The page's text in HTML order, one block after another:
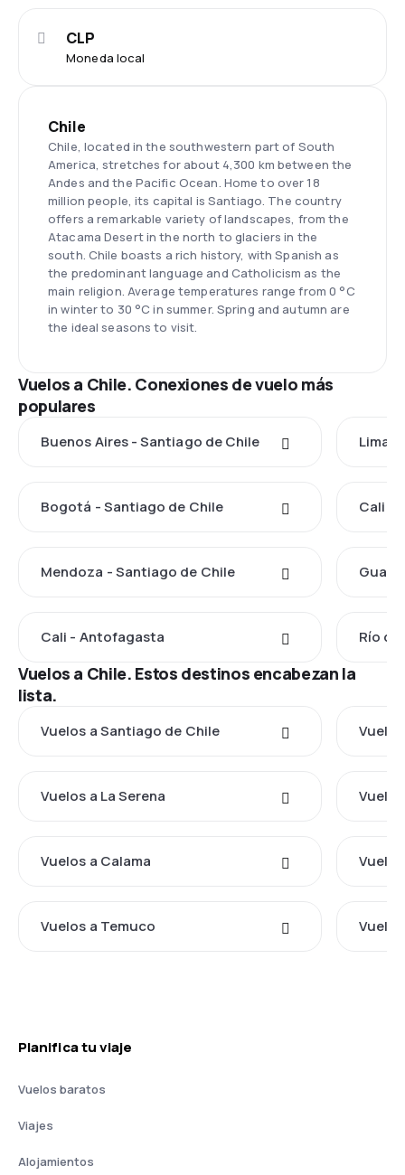
Moneda local
CLP
Chile
Chile, located in the southwestern part of South
America, stretches for about 4,300 km between the
Andes and the Pacific Ocean. Home to over 18
million people, its capital is Santiago. The country
offers a remarkable variety of landscapes, from the
Atacama Desert in the north to glaciers in the
south. Chile boasts a rich history, with Spanish as
the predominant language and Catholicism as the
main religion. Average temperatures range from 0 °C
in winter to 30 °C in summer. Spring and autumn are
the ideal seasons to visit.
Vuelos a Chile. Conexiones de vuelo más
populares
Buenos Aires - Santiago de Chile Lima -
Bogotá - Santiago de Chile Cali -
Mendoza - Santiago de Chile
Cali - Antofagasta Río
Vuelos a Chile. Estos destinos encabezan la
lista.
Vuelos a Santiago de Chile
Vuelos a La Serena
Vuelos a Calama
Vuelos a Temuco
Planifica tu viaje
Vuelos baratos
Viajes
Alojamientos